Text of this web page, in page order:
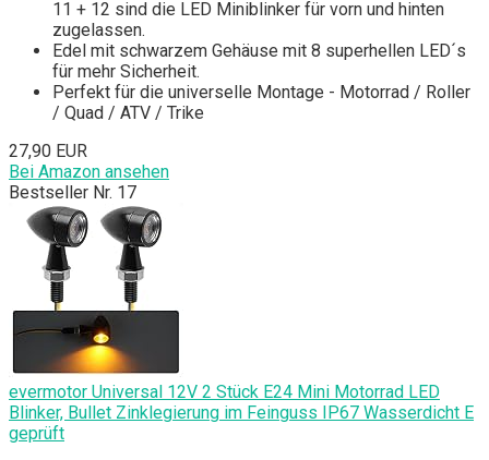
11 + 12 sind die LED Miniblinker für vorn und hinten
zugelassen.
Edel mit schwarzem Gehäuse mit 8 superhellen LED´s
für mehr Sicherheit.
Perfekt für die universelle Montage - Motorrad / Roller
/ Quad / ATV / Trike
27,90 EUR
Bei Amazon ansehen
Bestseller Nr. 17
evermotor Universal 12V 2 Stück E24 Mini Motorrad LED
Blinker, Bullet Zinklegierung im Feinguss IP67 Wasserdicht E
geprüft